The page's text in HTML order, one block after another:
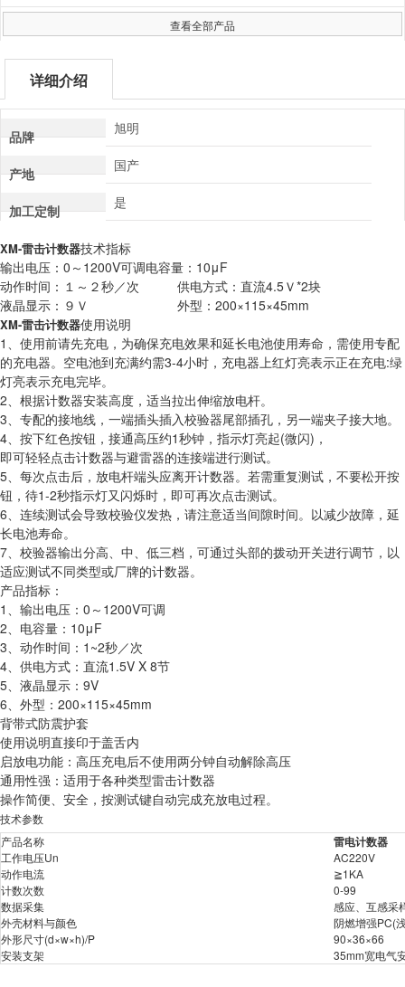
查看全部产品
详细介绍
品牌 旭明
产地 国产
加工定制 是
XM-雷击计数器技术指标
输出电压：0～1200V可调电容量：10μF
动作时间：１～２秒／次 供电方式：直流4.5Ｖ*2块
液晶显示：９Ｖ 外型：200×115×45mm
XM-雷击计数器使用说明
1、使用前请先充电，为确保充电效果和延长电池使用寿命，需使用专配
的充电器。空电池到充满约需3-4小时，充电器上红灯亮表示正在充电:绿
灯亮表示充电完毕。
2、根据计数器安装高度，适当拉出伸缩放电杆。
3、专配的接地线，一端插头插入校验器尾部插孔，另一端夹子接大地。
4、按下红色按钮，接通高压约1秒钟，指示灯亮起(微闪)，
即可轻轻点击计数器与避雷器的连接端进行测试。
5、每次点击后，放电杆端头应离开计数器。若需重复测试，不要松开按
钮，待1-2秒指示灯又闪烁时，即可再次点击测试。
6、连续测试会导致校验仪发热，请注意适当间隙时间。以减少故障，延
长电池寿命。
7、校验器输出分高、中、低三档，可通过头部的拨动开关进行调节，以
适应测试不同类型或厂牌的计数器。
产品指标：
1、输出电压：0～1200V可调
2、电容量：10μF
3、动作时间：1~2秒／次
4、供电方式：直流1.5V X 8节
5、液晶显示：9V
6、外型：200×115×45mm
背带式防震护套
使用说明直接印于盖舌内
启放电功能：高压充电后不使用两分钟自动解除高压
通用性强：适用于各种类型雷击计数器
操作简便、安全，按测试键自动完成充放电过程。
技术参数
产品名称 雷电计数器
工作电压Un
AC220V
动作电流
≧1KA
计数次数
0-99
数据采集
感应、互感采
外壳材料与颜色
阴燃增强PC(
外形尺寸(d×w×h)/P
90×36×66
安装支架
35mm宽电气